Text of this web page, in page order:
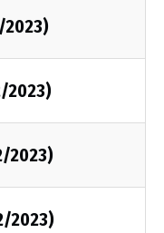
2023)
2023)
2023)
2023)